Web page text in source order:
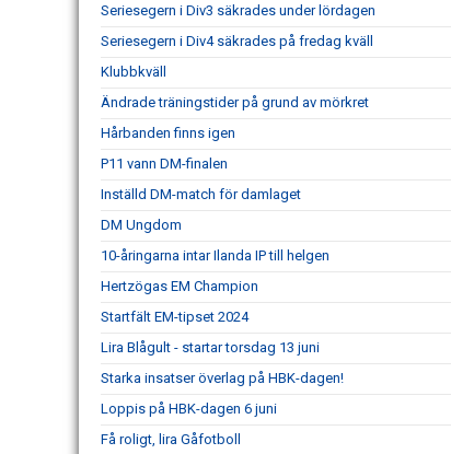
Seriesegern i Div3 säkrades under lördagen
Seriesegern i Div4 säkrades på fredag kväll
Klubbkväll
Ändrade träningstider på grund av mörkret
Hårbanden finns igen
P11 vann DM-finalen
Inställd DM-match för damlaget
DM Ungdom
10-åringarna intar Ilanda IP till helgen
Hertzögas EM Champion
Startfält EM-tipset 2024
Lira Blågult - startar torsdag 13 juni
Starka insatser överlag på HBK-dagen!
Loppis på HBK-dagen 6 juni
Få roligt, lira Gåfotboll